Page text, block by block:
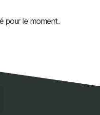
pour le moment.